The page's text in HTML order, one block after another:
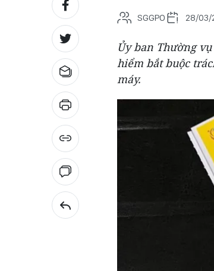
SGGPO 28/03/
Ủy ban Thường
hiểm bắt buộc
máy.